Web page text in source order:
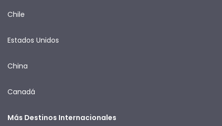
Chile
Estados Unidos
China
Canadá
Más Destinos Internacionales